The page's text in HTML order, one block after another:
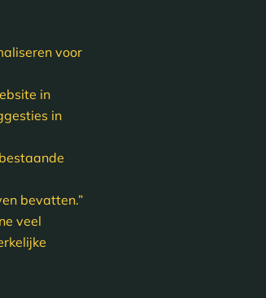
voor
in
in
bevatten.”
veel